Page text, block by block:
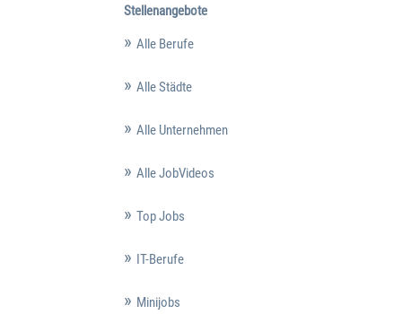
Stellenangebote
Alle Berufe
Alle Städte
Alle Unternehmen
Alle JobVideos
Top Jobs
IT-Berufe
Minijobs